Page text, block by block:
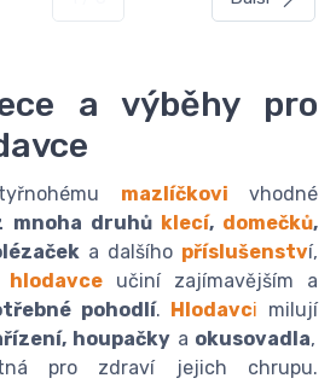
a výběhy pro
mazlíčkovi vhodné
mnoha druhů klecí, domečků,
a dalšího příslušenství,
hlodavce učiní zajímavějším a
pohodlí. Hlodavci milují
houpačky a okusovadla,
pro zdraví jejich chrupu.